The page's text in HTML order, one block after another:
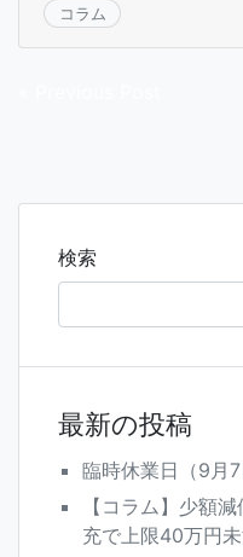
コラム
ビ
ョ
検索
最新の投稿
臨時休業日（9月
【コラム】少額
充で上限40万円未